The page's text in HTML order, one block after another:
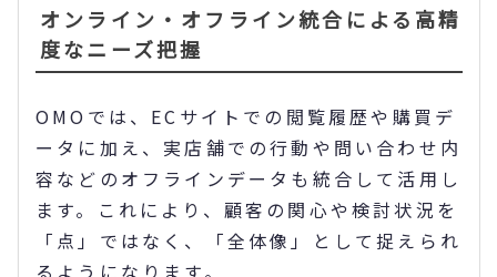
オンライン・オフライン統合による高精
度なニーズ把握
OMOでは、ECサイトでの閲覧履歴や購買デ
ータに加え、実店舗での行動や問い合わせ内
容などのオフラインデータも統合して活用し
ます。これにより、顧客の関心や検討状況を
「点」ではなく、「全体像」として捉えられ
るようになります。